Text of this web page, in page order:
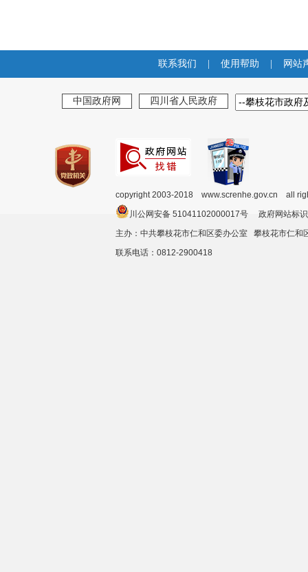
联系我们 使用帮助 网站
中国政府网 四川省人民政府
copyright 2003-2018 www.screnhe.gov.cn all
川公网安备 51041102000017号 政府网站
主办：中共攀枝花市仁和区委办公室 攀枝花市仁
联系电话：0812-2900418